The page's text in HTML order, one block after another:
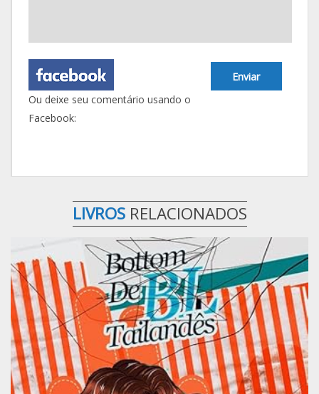
Enviar
Ou deixe seu comentário usando o
Facebook:
LIVROS RELACIONADOS